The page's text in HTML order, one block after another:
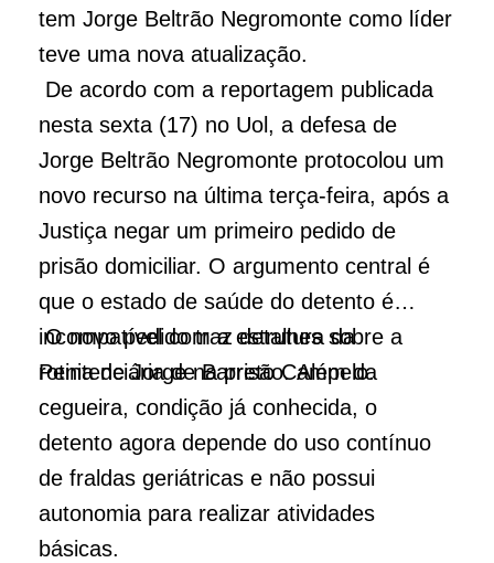
tem Jorge Beltrão Negromonte como líder
teve uma nova atualização.
De acordo com a reportagem publicada
nesta sexta (17) no Uol, a defesa de
Jorge Beltrão Negromonte protocolou um
novo recurso na última terça-feira, após a
Justiça negar um primeiro pedido de
prisão domiciliar. O argumento central é
que o estado de saúde do detento é
incompatível com a estrutura da
Penitenciária de Barreto Campelo.
O novo pedido traz detalhes sobre a
rotina de Jorge na prisão. Além da
cegueira, condição já conhecida, o
detento agora depende do uso contínuo
de fraldas geriátricas e não possui
autonomia para realizar atividades
básicas.